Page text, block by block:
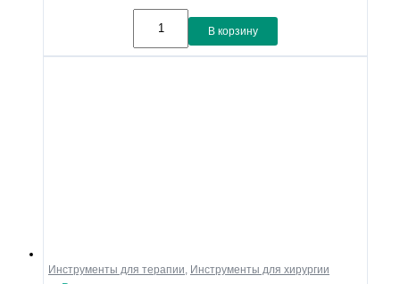
В корзину
Инструменты для терапии Инструменты для хирургии